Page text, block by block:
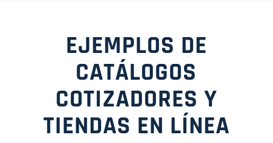
EJEMPLOS DE
CATÁLOGOS
COTIZADORES Y
TIENDAS EN LÍNEA